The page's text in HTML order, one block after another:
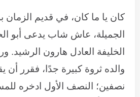
كان يا ما كان، في قديم الزمان
الجميلة، عاش شاب يدعى أبو
الخليفة العادل هارون
والده ثروة كبيرة جدًا، فقرر أن
نصفين؛ النصف الأول ادخره